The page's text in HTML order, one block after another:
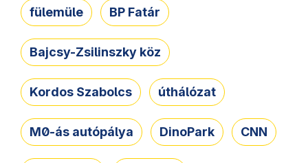
fülemüle BP Fatár
Bajcsy-Zsilinszky köz
Kordos Szabolcs úthálózat
M0-ás autópálya DinoPark CNN